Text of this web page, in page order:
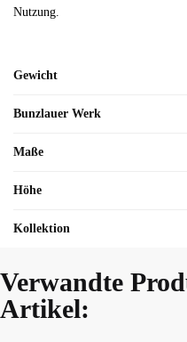
Nutzung.
Gewicht
Bunzlauer Werk
Maße
Höhe
Kollektion
Verwandte
Artikel: